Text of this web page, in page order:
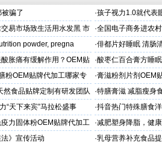
骗了 ·孩子视力1.0就代表
易市场致生活用水发黑 市
调查
·全国电子商务进农
利开班
powder, pregna ·俳都片好睡眠 清肠
胀痛有缓解作用？OEM贴
·酸枣仁百合膏方睡
厂
粉OEM贴牌代加工哪家专
·膏滋粉剂片剂OEM
然食品贴牌定制有研发团队
·特膳膏滋 减脂瘦身
务商
“天下来宾”马拉松盛事 ·抖音热门特殊膳食
牌加工
力固体粉OEM贴牌代加工
·减肥塑身降脂，健
服务商
》宣传活动 ·乳母营养补充食品